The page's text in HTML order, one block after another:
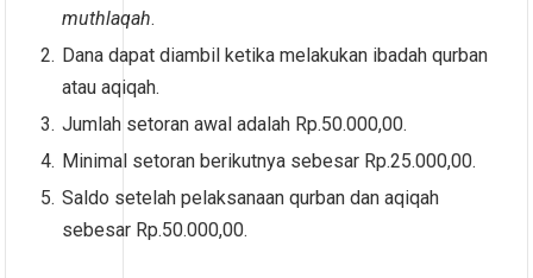
muthlaqah.
Dana dapat diambil ketika melakukan ibadah qurban
atau aqiqah.
Jumlah setoran awal adalah Rp.50.000,00.
Minimal setoran berikutnya sebesar Rp.25.000,00.
Saldo setelah pelaksanaan qurban dan aqiqah
sebesar Rp.50.000,00.